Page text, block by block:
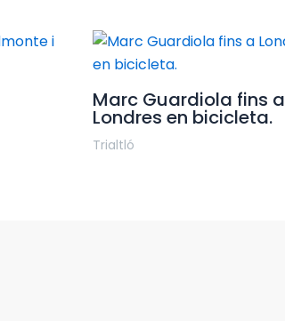
Marc Guardiola fins a
Londres en bicicleta.
Trialtló